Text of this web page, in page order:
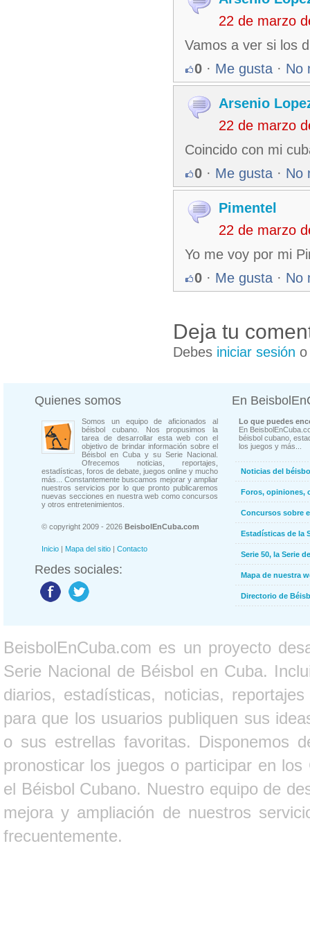
22 de marzo
Vamos a ver si los
0 · Me gusta · No
Arsenio
22 de marzo
Coincido con mi
0 · Me gusta · No
Pimentel
22 de marzo
Yo me voy por mi
0 · Me gusta · No
Deja tu
Debes iniciar sesión
Quienes somos
Somos un equipo de aficionados al
béisbol cubano. Nos propusimos la
tarea de desarrollar esta web con el
objetivo de brindar información sobre el
Béisbol en Cuba y su Serie Nacional.
Ofrecemos noticias, reportajes,
estadísticas, foros de debate, juegos online y mucho
más... Constantemente buscamos mejorar y ampliar
nuestros servicios por lo que pronto publicaremos
nuevas secciones en nuestra web como concursos
y otros entretenimientos.
© copyright 2009 - 2026 BeisbolEnCuba.com
Inicio | Mapa del sitio | Contacto
Redes sociales:
En
Lo que puedes
En
béisbol cubano,
los juegos y más...
Noticias del
Foros, opiniones,
Concursos sobre
Estadísticas de la
Serie 50, la Serie
Mapa de nuestra
Directorio de
BeisbolEnCuba.com es un proyecto
Serie Nacional de Béisbol en Cuba.
diarios, estadísticas, noticias,
para que los usuarios publiquen sus
o sus estrellas favoritas. Disponemos
pronosticar los juegos o participar en
el Béisbol Cubano. Nuestro equipo de
mejora y ampliación de nuestros
frecuentemente.